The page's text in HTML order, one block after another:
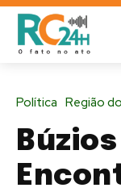
Política Região